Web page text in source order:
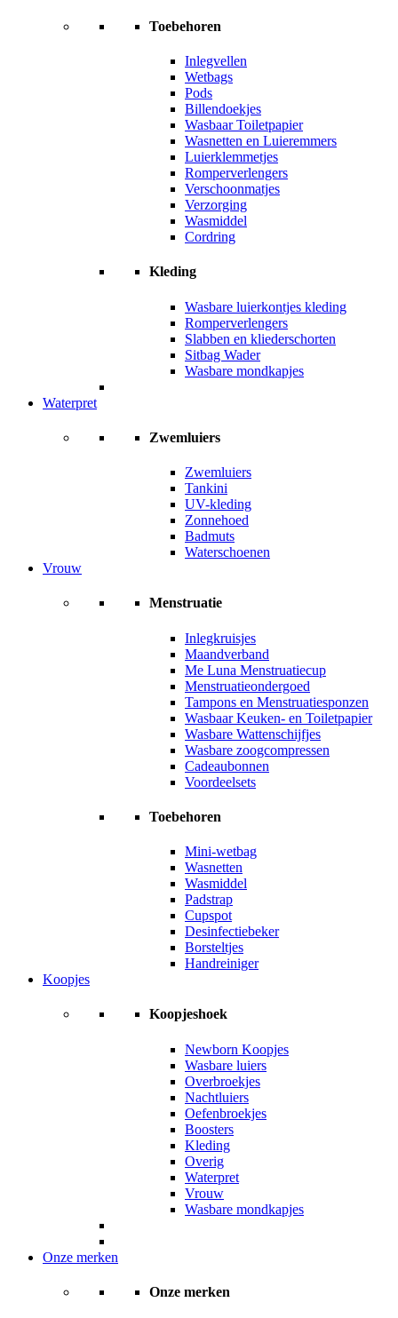
Toebehoren
Inlegvellen
Wetbags
Pods
Billendoekjes
Wasbaar Toiletpapier
Wasnetten en Luieremmers
Luierklemmetjes
Romperverlengers
Verschoonmatjes
Verzorging
Wasmiddel
Cordring
Kleding
Wasbare luierkontjes kleding
Romperverlengers
Slabben en kliederschorten
Sitbag Wader
Wasbare mondkapjes
Waterpret
Zwemluiers
Zwemluiers
Tankini
UV-kleding
Zonnehoed
Badmuts
Waterschoenen
Vrouw
Menstruatie
Inlegkruisjes
Maandverband
Me Luna Menstruatiecup
Menstruatieondergoed
Tampons en Menstruatiesponzen
Wasbaar Keuken- en Toiletpapier
Wasbare Wattenschijfjes
Wasbare zoogcompressen
Cadeaubonnen
Voordeelsets
Toebehoren
Mini-wetbag
Wasnetten
Wasmiddel
Padstrap
Cupspot
Desinfectiebeker
Borsteltjes
Handreiniger
Koopjes
Koopjeshoek
Newborn Koopjes
Wasbare luiers
Overbroekjes
Nachtluiers
Oefenbroekjes
Boosters
Kleding
Overig
Waterpret
Vrouw
Wasbare mondkapjes
Onze merken
Onze merken